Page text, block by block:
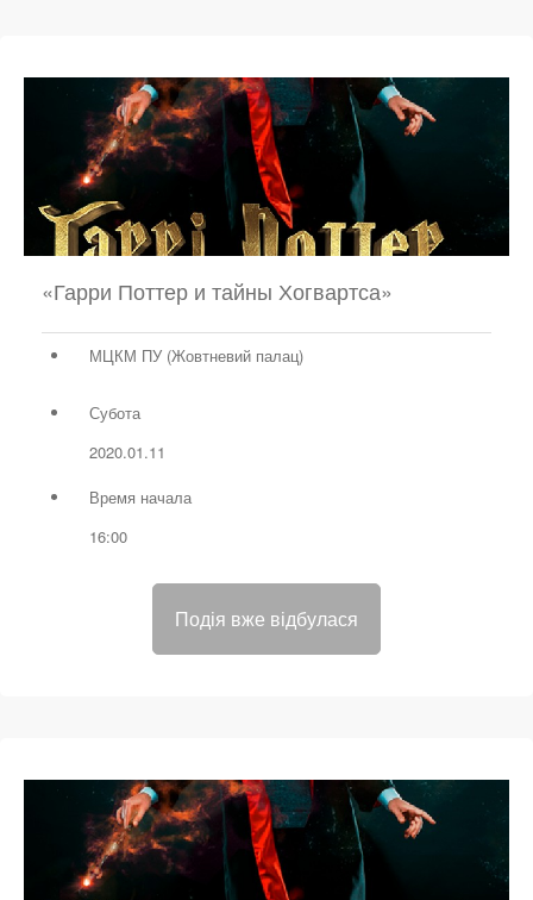
«Гарри Поттер и тайны Хогвартса»
МЦКМ ПУ (Жовтневий палац)
Субота
2020.01.11
Время начала
16:00
Подія вже відбулася